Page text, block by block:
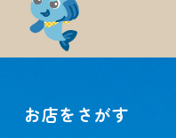
お店をさがす